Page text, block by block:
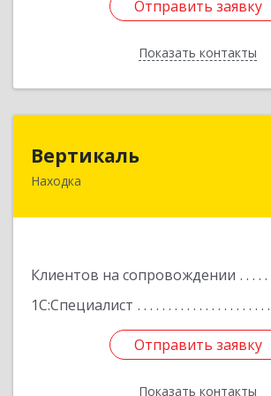
Отправить заявку
Показать контакты
Отправить заявку
Назад
Вертикаль
Находка
Клиентов на сопровождении
1С:Специалист
Отправить заявку
Показать контакты
Отправить заявку
Назад